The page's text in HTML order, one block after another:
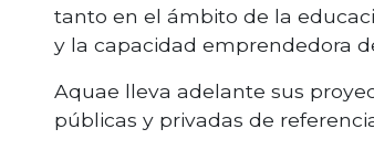
tanto en el ámbito de la
y la capacidad emprendedora
Aquae lleva adelante sus
públicas y privadas de